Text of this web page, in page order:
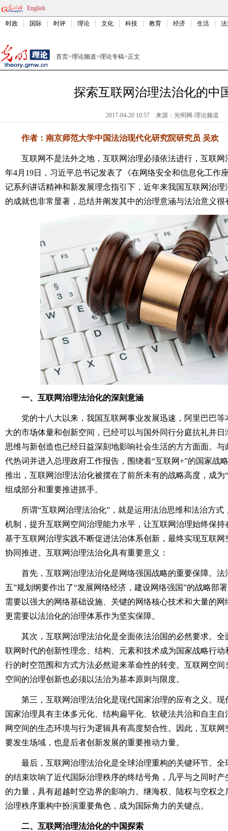
English
时政 国际 时评 理论 文化 科技 教育 经济 生活
首页>理论频道>理论专稿>正文
探索互联网治理法治化的中
2017-04-20 10:57 来源： 光明网-理论频道
作者：南京师范大学中国法治现代化研究院研究员 吴欢
互联网不是法外之地，互联网治理必须依法进行，互联网
年4月19日，习近平总书记发表了《在网络安全和信息化工作
记系列讲话精神和新发展理念指引下，近年来我国互联网治
的成就也非常显著，总结并阐发其中的治理意涵与法治意义很
一、互联网治理法治化的深刻意涵
党的十八大以来，我国互联网事业发展迅速，阿里巴巴等
大的市场体量和创新空间，已经可以与国外同行分庭抗礼并
思维与新创造也已经日益深刻地影响社会生活的方方面面。与
代热词并进入总理政府工作报告，围绕着“互联网+”的国家战
推出，互联网治理法治化被摆在了前所未有的战略高度，成为
组成部分和重要推进抓手。
所谓“互联网治理法治化”，就是运用法治思维和法治方式
机制，提升互联网空间治理能力水平，让互联网治理始终保
基于互联网治理实践不断促进法治体系创新，最终实现互联
协同推进。互联网治理法治化具有重要意义：
首先，互联网治理法治化是网络强国战略的重要保障。法
五”规划纲要作出了“发展网络经济，建设网络强国”的战略部
需要以强大的网络基础设施、关键的网络核心技术和大量的
更需要以法治化的治理体系作为坚实保障。
其次，互联网治理法治化是全面依法治国的必然要求。全
联网时代的创新性理念、结构、元素和技术成为国家战略行
行的时空范围和方式方法必然迎来革命性的转变。互联网空
空间的治理创新也必须以法治为基本原则与限度。
第三，互联网治理法治化是现代国家治理的应有之义。现
国家治理具有主体多元化、结构扁平化、软硬法共治和自主
网空间的生态环境与行为逻辑具有高度契合性。因此，互联
要发生场域，也是后者创新发展的重要推动力量。
最后，互联网治理法治化是全球治理重构的关键环节。全
的结束吹响了近代国际治理秩序的终结号角，几乎与之同时
的力量，具有超越时空边界的影响力。继海权、陆权与空权
治理秩序重构中扮演重要角色，成为国际角力的关键点。
二、互联网治理法治化的中国探索